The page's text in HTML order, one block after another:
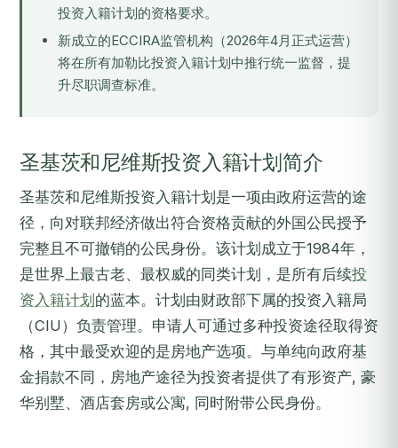
投资入籍计划的资格要求。
新成立的ECCIRA监管机构（2026年4月正式运营）
将在所有加勒比投资入籍计划中推行统一监督，提
升尽职调查标准。
圣基茨和尼维斯投资入籍计划简介
圣基茨和尼维斯投资入籍计划是一项由政府运营的途
径，向对联邦经济做出符合资格贡献的外国公民授予
完整且不可撤销的公民身份。该计划成立于1984年，
是世界上最古老、最权威的同类计划，是所有后续投
资入籍计划 的蓝本。计划由财政部下属的投资入籍局
（CIU）负责管理。申请人可通过多种投资途径取得资
格，其中最受欢迎的是房地产选项。与单纯向政府基
金捐款不同，房地产途径为投资者提供了有形资产, 豪
华别墅、酒店套房或公寓, 同时附带公民身份。